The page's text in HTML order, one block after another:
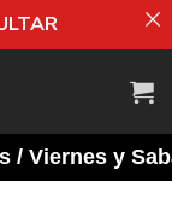
/ Viernes y